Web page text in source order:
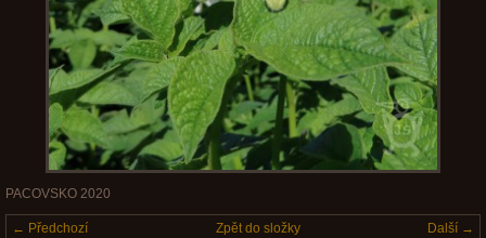
PACOVSKO 2020
← Předchozí Další →
Zpět do složky